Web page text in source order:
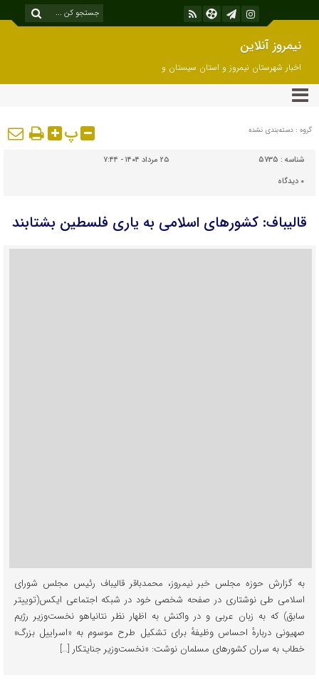
نیمروز آنلاین
اخبار شهرستان نیمروز و استان سیستان و
بلوچستان
گروه : دسته‌بندی نشده پ
شناسه : 5735
۲۵ مرداد ۱۴۰۴ - ۷:۴۴
۰ دیدگاه
قالیباف: کشورهای اسلامی به یاری فلسطین بشتابند
به گزارش حوزه مجلس خبر نیمروز، محمدباقر قالیباف رئیس مجلس شورای
اسلامی طی نوشتاری در صفحه شخصی خود در شبکه اجتماعی ایکس(توییتر
سابق) که به زبان عربی و در واکنش به اظهار نظر نتانیاهو نخست‌وزیر رژیم
صهیونی دربارهٔ احساس وظیفهٔ برای تشکیل طرح موسوم به «اسراییل بزرگ»
خطاب به سران کشورهای مسلمان نوشت: «نخست‌وزیر جنایتکار […]